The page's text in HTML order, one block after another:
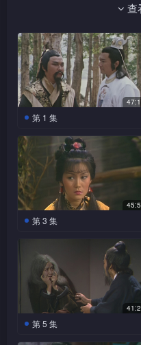
后来，青麟不愿受
逃脱。青麟决布下计谋，
亲狄夫人，嫁祸杨铮，从
而为保荣华富贵，青
兄弟杨铮是凶手，就连
绝世剑招绝情剑，与杨铮
死。
查
第 1 集
悠扬的琵琶声中，众妓女陪著
嫖客饮酒作乐。突然一把短剑
飞入，把琴弦打为两段，琴音
骤然中止，只见狄青麟傲然的
由随从陪同走入，手下狄威传
令，说侯爷狄青麟要包起整个
怡红院，众纷纷走避。
杨铮与名妓素雯坐在厢楼
赶杨走，杨起身迎战，把狄手
下打得人仰马翻。狄青麟不怒
反喜，说欣赏杨铮敏捷的身
手，愿与之订交，杨显得有点
迟疑，雯在旁微笑鼓励。
杨铮与狄青麟饮酒言谈，
素雯抚琴助兴，狄青麟拿起玉
第 3 集
功招式奇异、天性颖悟，愿收
他为徒，传授予独家剑法，可
惜杨铮不领情，令蓝一尘好生
困惑。
杨铮疲乏的回到家里，见
第 5 集